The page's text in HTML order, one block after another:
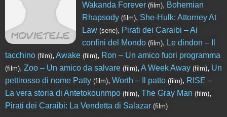
Wakanda Forever (film), Bohemian
Rhapsody (film), She-Hulk: Attorney At
Law (serie), Pirati dei Caraibi – Ai
confini del Mondo (film), Le dindon – Il
tacchino (film), Awake (film), Ron – Un amico fuori programma
(film), Zoo – Un amico da salvare (film), A Week Away (film), Un
pettirosso di nome Patty (film), Worth – Il patto (film), RISE –
La vera storia di Antetokounmpo (film), The Gray Man (film),
Pirati dei Caraibi: La Vendetta di Salazar (film)